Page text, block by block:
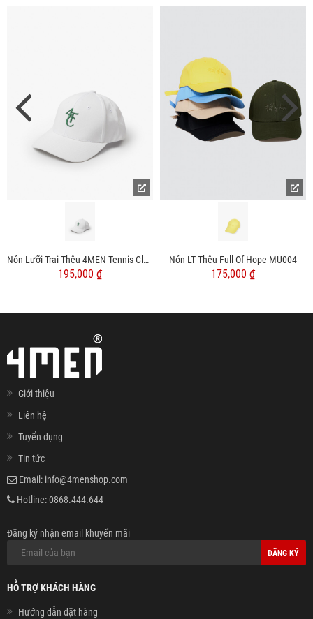
Nón Lưỡi Trai Thêu 4MEN Tennis Club MU010
195,000 ₫
Nón LT Thêu Full Of Hope MU004
175,000 ₫
Giới thiệu
Liên hệ
Tuyển dụng
Tin tức
Email: info@4menshop.com
Hotline:0868.444.644
Đăng ký nhận email khuyến mãi
ĐĂNG KÝ
HỖ TRỢ KHÁCH HÀNG
Hướng dẫn đặt hàng